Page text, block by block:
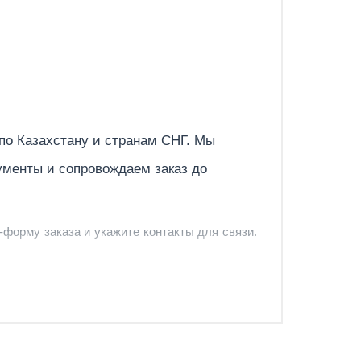
Казахстану и странам СНГ. Мы
и сопровождаем заказ до
заказа и укажите контакты для связи.
предложить удобный вариант доставки.